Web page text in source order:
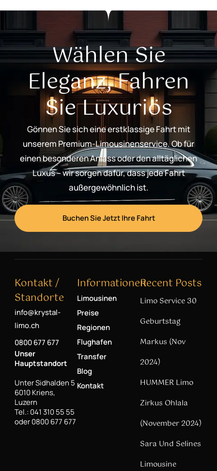
Wählen Sie
Eleganz, Fahren
Sie Luxuriös
Gönnen Sie sich eine erstklassige Fahrt mit
unserem Premium-Limousinenservice. Ob für
einen besonderen Anlass oder den alltäglichen
Luxus – wir sorgen dafür, dass jede Fahrt
außergewöhnlich ist.
Buchen Sie Jetzt Ihre Fahrt
Kontakt /
Standorte
info@krystal-
limo.ch
0800 677 677
Unser
Hauptstandort
Unter Sidhalden 5
6010 Kriens,
Luzern
Tel.: 041 310 55 55
oder 0800 677 677
Informationen
Limousinen
Preise
Regionen
Flughafen
Transfer
Blog
Kontakt
Recent Posts
Limo Service 30
Geburtstag
Markus (Nov
2024)
HUMMER Limo
Zirkus Ohlala
(November 2024)
Sara Und Selines
Limousine